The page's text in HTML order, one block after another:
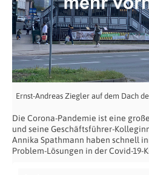
Ernst-Andreas Ziegler auf dem Dach
Die Corona-Pandemie ist eine
und seine Geschäftsführer-
Annika Spathmann haben schnell
Problem-Lösungen in der Covid-19-